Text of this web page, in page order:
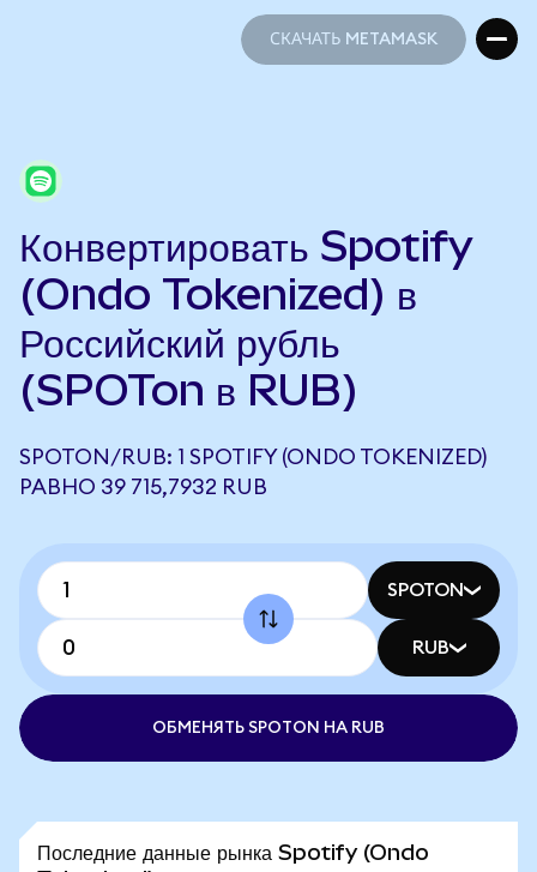
СКАЧАТЬ METAMASK
Конвертировать Spotify
(Ondo Tokenized) в
Российский рубль
(SPOTon в RUB)
SPOTON/RUB: 1 SPOTIFY (ONDO TOKENIZED)
РАВНО 39 715,7932 RUB
SPOTON
RUB
ОБМЕНЯТЬ SPOTON НА RUB
Последние данные рынка Spotify (Ondo